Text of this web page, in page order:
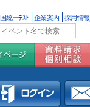
統一ﾃｽﾄ 企業案内 採用情報